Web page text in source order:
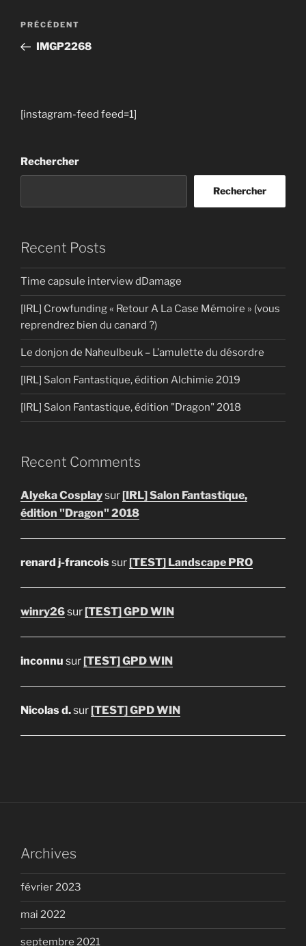
Navigation
l’article
Article
précédent
PRÉCÉDENT
IMGP2268
[instagram-feed feed=1]
Rechercher
Rechercher
Recent Posts
Time capsule interview dDamage
[IRL] Crowfunding « Retour A La Case Mémoire » (vous
reprendrez bien du canard ?)
Le donjon de Naheulbeuk – L’amulette du désordre
[IRL] Salon Fantastique, édition Alchimie 2019
[IRL] Salon Fantastique, édition "Dragon" 2018
Recent Comments
Alyeka Cosplaysur [IRL] Salon Fantastique,
édition "Dragon" 2018
renard j-francoissur [TEST] Landscape PRO
winry26sur [TEST] GPD WIN
inconnu sur [TEST] GPD WIN
Nicolas d.sur [TEST] GPD WIN
Archives
février 2023
mai 2022
septembre 2021